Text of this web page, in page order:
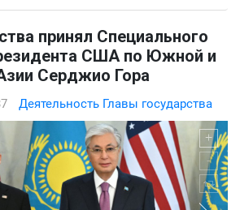
принял Специального
США по Южной и
Серджио Гора
Деятельность Главы государства